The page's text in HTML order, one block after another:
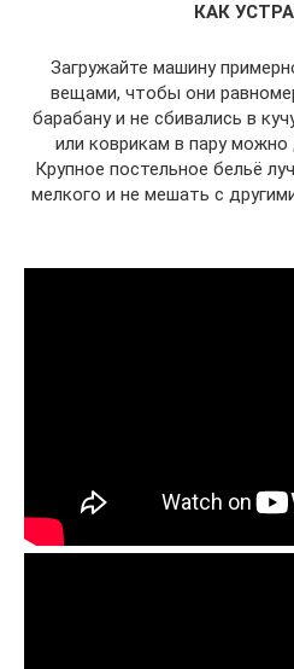
КАК
Загружайте машину
вещами, чтобы они
барабану и не сбивались в
или коврикам в пару
Крупное постельное бельё
мелкого и не мешать с